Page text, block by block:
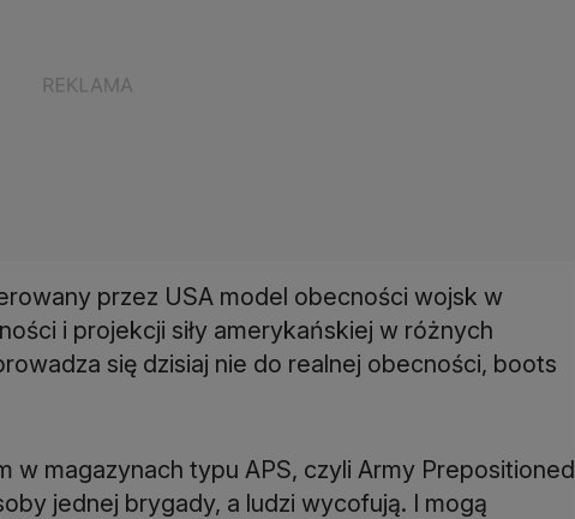
przez USA model obecności wojsk w
i projekcji siły amerykańskiej w różnych
się dzisiaj nie do realnej obecności, boots
w magazynach typu APS, czyli Army Prepositioned
jednej brygady, a ludzi wycofują. I mogą